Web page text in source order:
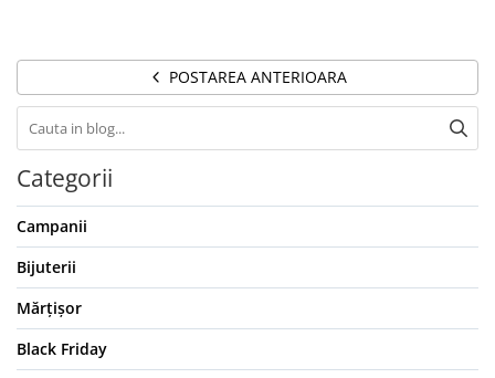
POSTAREA ANTERIOARA
Categorii
Campanii
Bijuterii
Mărțișor
Black Friday